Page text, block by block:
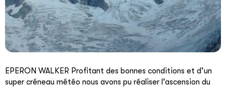
EPERON WALKER Profitant des bonnes conditions et d’un
super créneau météo nous avons pu réaliser l’ascension du